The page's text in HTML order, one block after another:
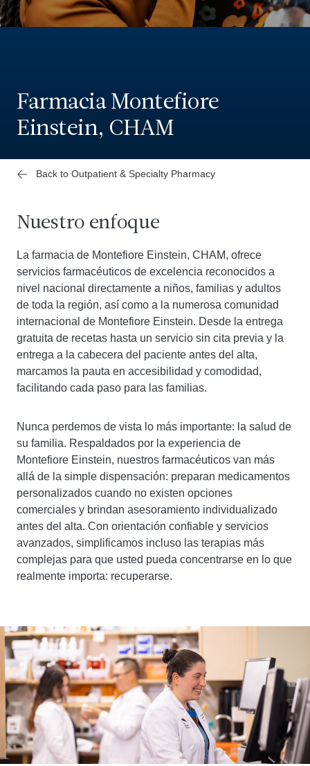
Farmacia Montefiore
Einstein, CHAM
Back to Outpatient & Specialty Pharmacy
Nuestro enfoque
La farmacia de Montefiore Einstein, CHAM, ofrece
servicios farmacéuticos de excelencia reconocidos a
nivel nacional directamente a niños, familias y adultos
de toda la región, así como a la numerosa comunidad
internacional de Montefiore Einstein. Desde la entrega
gratuita de recetas hasta un servicio sin cita previa y la
entrega a la cabecera del paciente antes del alta,
marcamos la pauta en accesibilidad y comodidad,
facilitando cada paso para las familias.
Nunca perdemos de vista lo más importante: la salud de
su familia. Respaldados por la experiencia de
Montefiore Einstein, nuestros farmacéuticos van más
allá de la simple dispensación: preparan medicamentos
personalizados cuando no existen opciones
comerciales y brindan asesoramiento individualizado
antes del alta. Con orientación confiable y servicios
avanzados, simplificamos incluso las terapias más
complejas para que usted pueda concentrarse en lo que
realmente importa: recuperarse.